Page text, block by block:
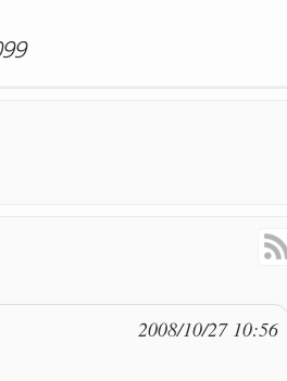
2008/10/27 10:56